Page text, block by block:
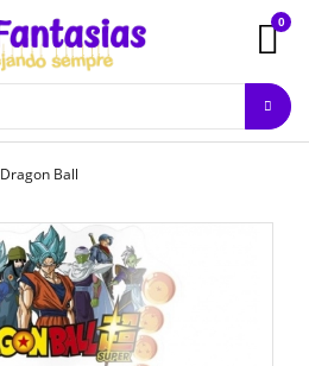
0
Dragon Ball